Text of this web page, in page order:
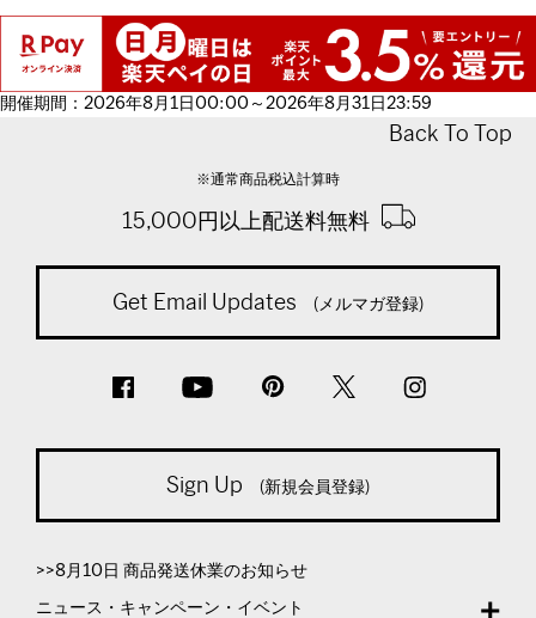
開催期間：2026年8月1日00:00～2026年8月31日23:59
Back To Top
※通常商品税込計算時
15,000円以上配送料無料
Get Email Updates (メルマガ登録)
Sign Up (新規会員登録)
>>8月10日 商品発送休業のお知らせ
ニュース・キャンペーン・イベント